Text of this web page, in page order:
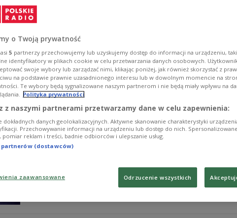
Konflikt na Bliskim Wschodzie wciąż trwa, co ma
polskiej gospodarce. - Będziemy widzieć dalszą
trzymanki albo jazda na rollercoasterze. Ona zmienia
cen energii - powiedział Michał Baranowski,
Zobacz więcej na temat: polityka Ministerstwo Rozwoju i
POLSKIE RADIO 24 Polski nie stać na
Polski rząd zdecydował się na wprowadzenie pakietu
kosztować budżet państwa miliard 600 milionów
70., więc te skutki będą z nami długo - wyjaśnił w
Ministerstwo Rozwoju i Technologii
o Twoją prywatność
5 partnerzy przechowujemy lub uzyskujemy dostęp do informacji na urządzeniu,
identyfikatory w plikach cookie w celu przetwarzania danych osobowych.
swoje wybory lub zarządzać nimi, klikając poniżej, jak również skorzystać z
na podstawie prawnie uzasadnionego interesu lub w dowolnym momencie na
Te wybory będą sygnalizowane naszym partnerom i nie będą miały wpływu na
Polityka prywatności
z naszymi partnerami przetwarzamy dane w celu zapewnienia:
dokładnych danych geolokalizacyjnych. Aktywne skanowanie charakterystyki
Przechowywanie informacji na urządzeniu lub dostęp do nich.
pomiar reklam i treści, badnie odbiorców i ulepszanie usług.
partnerów (dostawców)
zaawansowane Odrzucenie wszystkich